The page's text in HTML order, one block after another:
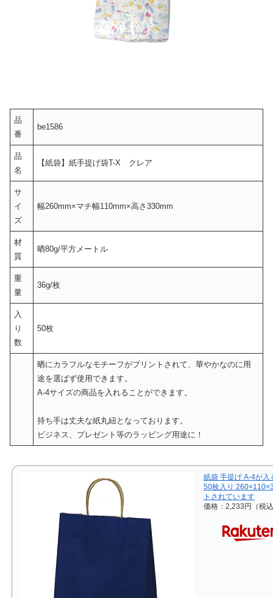
品
番
be1586
品
名
【紙袋】紙手提げ袋T-X クレア
サ
イ
ズ
幅260mm×マチ幅110mm×高さ330mm
材
質
晒80g/平方メートル
重
量
36g/枚
入
り
数
50枚
晒にカラフルなモチーフがプリントされて、華やかなのに用
途を選ばず使用できます。
A-4サイズの商品を入れることができます。
持ち手は丈夫な紙丸紐となっております。
ビジネス、プレゼント等のラッピング用途に！
紙袋 手提げ A-4が入
50枚入り
トされています
価格：2,233円（税